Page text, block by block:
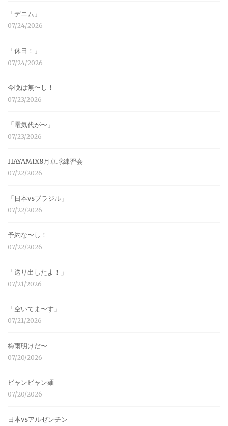
「デニム」
07/24/2026
「休日！」
07/24/2026
今晩は無〜し！
07/23/2026
「電気代が〜」
07/23/2026
HAYAMIX8月卓球練習会
07/22/2026
「日本vsブラジル」
07/22/2026
予約な〜し！
07/22/2026
「送り出したよ！」
07/21/2026
「空いてま〜す」
07/21/2026
梅雨明けだ〜
07/20/2026
ビャンビャン麺
07/20/2026
日本vsアルゼンチン